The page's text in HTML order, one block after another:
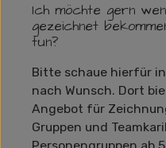
Ich möchte gern
gezeichnet
tun?
Bitte schaue hierfür
nach Wunsch. Dort
Angebot für
Gruppen und